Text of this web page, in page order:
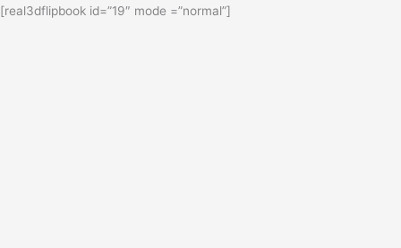
[real3dflipbook id=”19″ mode =”normal”]